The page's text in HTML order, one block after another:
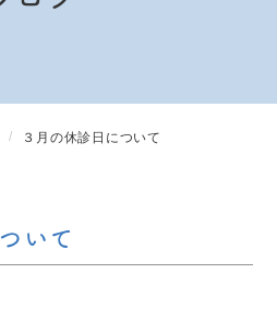
３月の休診日について
いて